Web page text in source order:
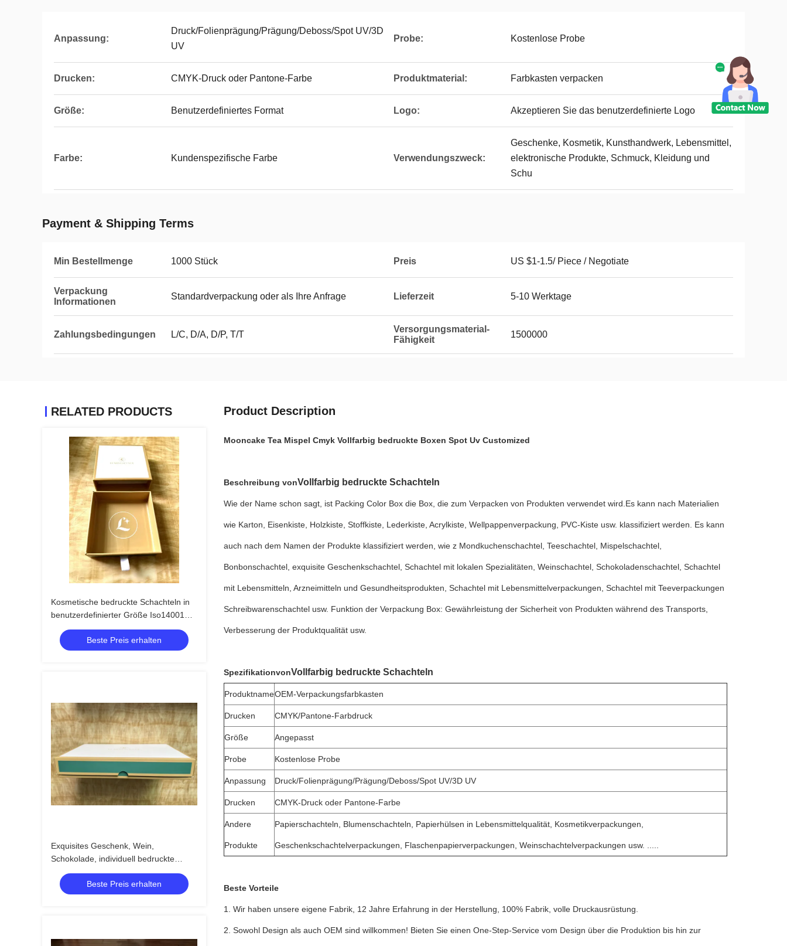
Anpassung:
Druck/Folienprägung/Prägung/Deboss/Spot UV/3D
UV
Probe: Kostenlose Probe
Drucken: CMYK-Druck oder Pantone-Farbe Produktmaterial: Farbkasten verpacken
Größe: Benutzerdefiniertes Format Logo: Akzeptieren Sie das benutzerdefinierte Logo
Farbe: Kundenspezifische Farbe Verwendungszweck:
Geschenke, Kosmetik, Kunsthandwerk, Lebensmittel,
elektronische Produkte, Schmuck, Kleidung und
Schu
Payment & Shipping Terms
Min Bestellmenge 1000 Stück Preis US $1-1.5/ Piece / Negotiate
Verpackung
Informationen
Standardverpackung oder als Ihre Anfrage Lieferzeit 5-10 Werktage
Zahlungsbedingungen L/C, D/A, D/P, T/T
Versorgungsmaterial-
Fähigkeit
1500000
RELATED PRODUCTS
Kosmetische bedruckte Schachteln in
benutzerdefinierter Größe Iso14001
Deboss 3D UV
Beste Preis erhalten
Exquisites Geschenk, Wein,
Schokolade, individuell bedruckte
Schachteln, Pantone-
FarbfolienprägungBeste Preis erhalten
Product Description
Mooncake Tea Mispel Cmyk Vollfarbig bedruckte Boxen Spot Uv Customized
Beschreibung vonVollfarbig bedruckte Schachteln
Wie der Name schon sagt, ist Packing Color Box die Box, die zum Verpacken von Produkten verwendet wird.Es kann nach Materialien
wie Karton, Eisenkiste, Holzkiste, Stoffkiste, Lederkiste, Acrylkiste, Wellpappenverpackung, PVC-Kiste usw. klassifiziert werden. Es kann
auch nach dem Namen der Produkte klassifiziert werden, wie z Mondkuchenschachtel, Teeschachtel, Mispelschachtel,
Bonbonschachtel, exquisite Geschenkschachtel, Schachtel mit lokalen Spezialitäten, Weinschachtel, Schokoladenschachtel, Schachtel
mit Lebensmitteln, Arzneimitteln und Gesundheitsprodukten, Schachtel mit Lebensmittelverpackungen, Schachtel mit Teeverpackungen
Schreibwarenschachtel usw. Funktion der Verpackung Box: Gewährleistung der Sicherheit von Produkten während des Transports,
Verbesserung der Produktqualität usw.
SpezifikationvonVollfarbig bedruckte Schachteln
ProduktnameOEM-Verpackungsfarbkasten
Drucken CMYK/Pantone-Farbdruck
Größe Angepasst
Probe Kostenlose Probe
Anpassung Druck/Folienprägung/Prägung/Deboss/Spot UV/3D UV
Drucken CMYK-Druck oder Pantone-Farbe
Andere
Produkte
Papierschachteln, Blumenschachteln, Papierhülsen in Lebensmittelqualität, Kosmetikverpackungen,
Geschenkschachtelverpackungen, Flaschenpapierverpackungen, Weinschachtelverpackungen usw. .....
Beste Vorteile
1. Wir haben unsere eigene Fabrik, 12 Jahre Erfahrung in der Herstellung, 100% Fabrik, volle Druckausrüstung.
2. Sowohl Design als auch OEM sind willkommen! Bieten Sie einen One-Step-Service vom Design über die Produktion bis hin zur